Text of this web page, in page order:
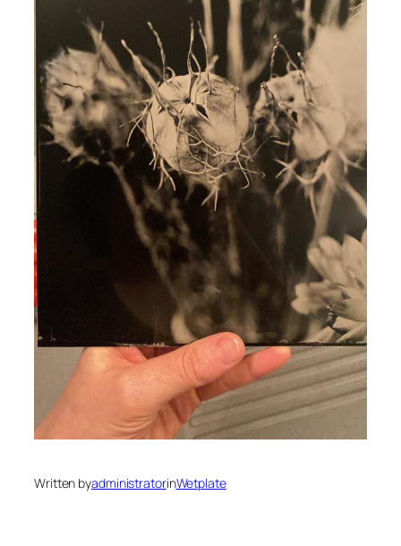
Written byadministratorinWetplate